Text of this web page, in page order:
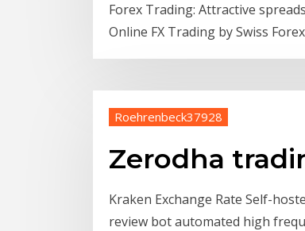
Forex Trading: Attractive
Online FX Trading by Swiss
Roehrenbeck37928
Zerodha
Kraken Exchange Rate Self-
review bot automated high